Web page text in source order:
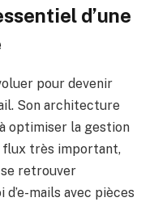
d’une
pour devenir
Son architecture
optimiser la gestion
flux très important,
retrouver
d’e-mails avec pièces